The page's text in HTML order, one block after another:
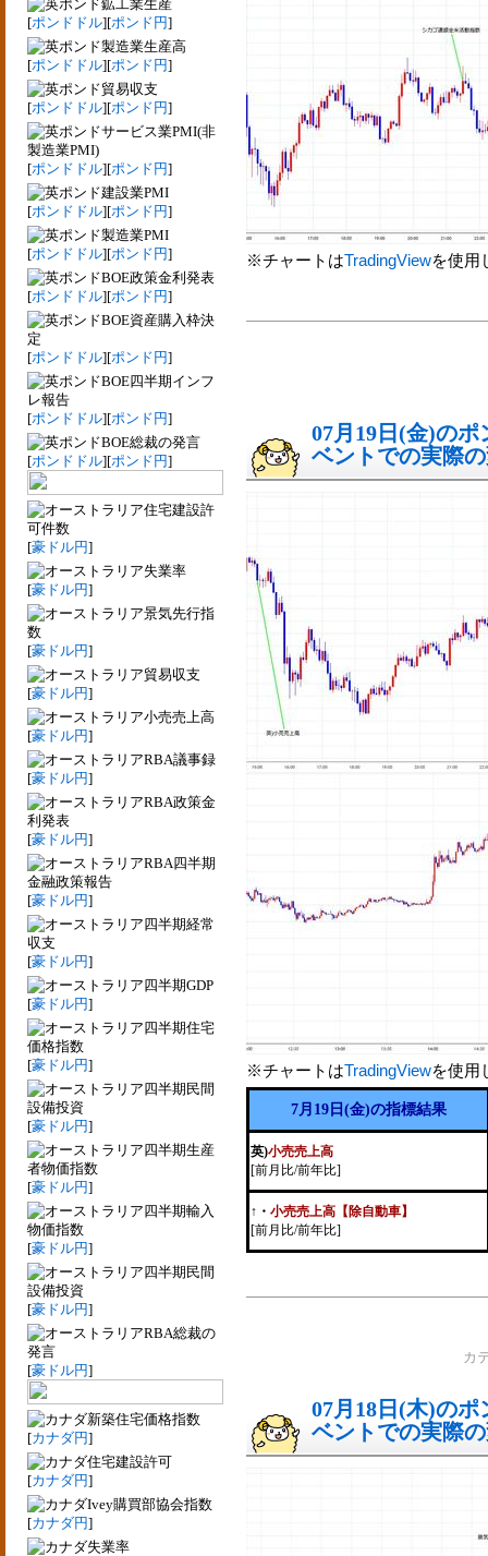
鉱工業生産
[ポンドドル][ポンド円]
製造業生産高
[ポンドドル][ポンド円]
貿易収支
[ポンドドル][ポンド円]
サービス業PMI(非
製造業PMI)
[ポンドドル][ポンド円]
建設業PMI
[ポンドドル][ポンド円]
製造業PMI
[ポンドドル][ポンド円]
BOE政策金利発表
[ポンドドル][ポンド円]
BOE資産購入枠決
定
[ポンドドル][ポンド円]
BOE四半期インフ
レ報告
[ポンドドル][ポンド円]
BOE総裁の発言
[ポンドドル][ポンド円]
住宅建設許
可件数
[豪ドル円]
失業率
[豪ドル円]
景気先行指
数
[豪ドル円]
貿易収支
[豪ドル円]
小売売上高
[豪ドル円]
RBA議事録
[豪ドル円]
RBA政策金
利発表
[豪ドル円]
RBA四半期
金融政策報告
[豪ドル円]
四半期経常
収支
[豪ドル円]
四半期GDP
[豪ドル円]
四半期住宅
価格指数
[豪ドル円]
四半期民間
設備投資
[豪ドル円]
四半期生産
者物価指数
[豪ドル円]
四半期輸入
物価指数
[豪ドル円]
四半期民間
設備投資
[豪ドル円]
RBA総裁の
発言
[豪ドル円]
新築住宅価格指数
[カナダ円]
住宅建設許可
[カナダ円]
Ivey購買部協会指数
[カナダ円]
失業率
※チャートはTradingViewを使用
07月19日(金)の
ベントでの実際
※チャートはTradingViewを使用
7月19日(金)の指標結果
英)小売売上高
[前月比/前年比]
↑ ・ 小売売上高【除自動車】
[前月比/前年比]
カ
07月18日(木)の
ベントでの実際